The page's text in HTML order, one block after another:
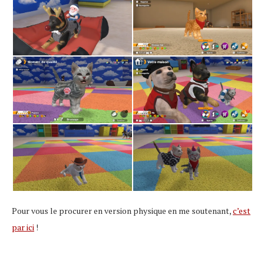
Pour vous le procurer en version physique en me soutenant,c’est
par ici !